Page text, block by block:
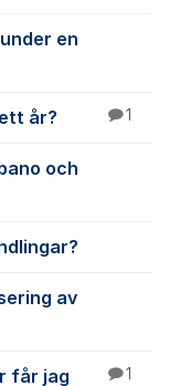
en
år? 1
och
av
får jag
1